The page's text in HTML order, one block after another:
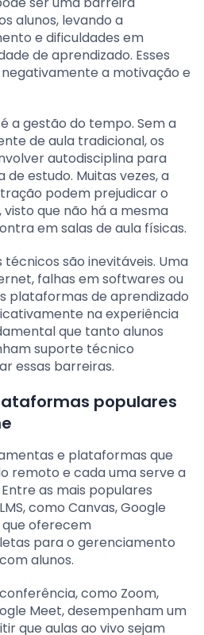
alunos, levando a
e dificuldades em
de aprendizado. Esses
a motivação e
a gestão do tempo. Sem a
de aula tradicional, os
autodisciplina para
estudo. Muitas vezes, a
podem prejudicar o
que não há a mesma
em salas de aula físicas.
são inevitáveis. Uma
falhas em softwares ou
plataformas de aprendizado
na experiência
que tanto alunos
suporte técnico
essas barreiras.
populares
e plataformas que
remoto e cada uma serve a
as mais populares
como Canvas, Google
que oferecem
para o gerenciamento
alunos.
como Zoom,
Meet, desempenham um
que aulas ao vivo sejam